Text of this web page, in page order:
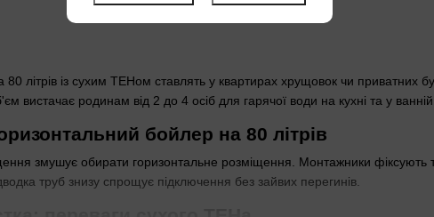
80 літрів із сухим ТЕНом ставлять у квартирах хрущовок чи приватних
вистачає родинам від 2 до 4 осіб для гарячої води на кухні та у ванній.
бойлер на 80 літрів
змушує обирати горизонтальне розміщення. Монтажники фіксують
труб знизу спрощує підключення без зайвих перегинів.